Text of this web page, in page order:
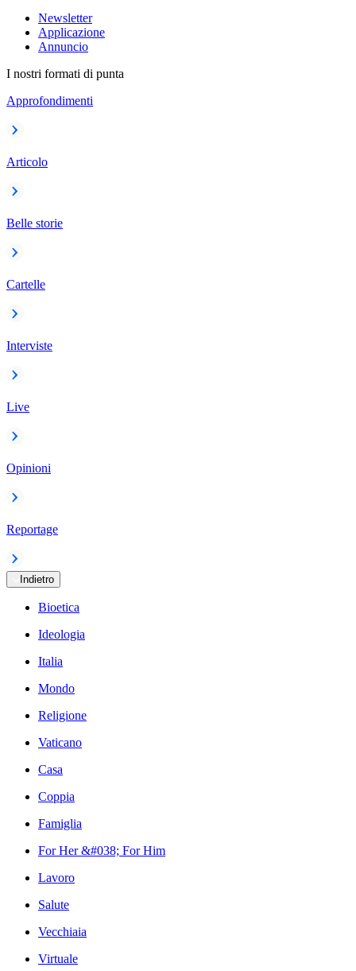
Newsletter
Applicazione
Annuncio
I nostri formati di punta
Approfondimenti
Articolo
Belle storie
Cartelle
Interviste
Live
Opinioni
Reportage
Indietro
Bioetica
Ideologia
Italia
Mondo
Religione
Vaticano
Casa
Coppia
Famiglia
For Her &#038; For Him
Lavoro
Salute
Vecchiaia
Virtuale